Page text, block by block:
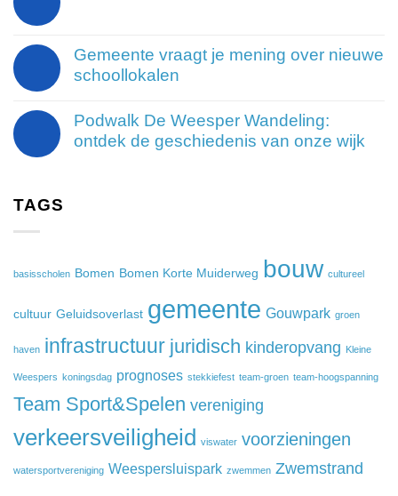
Gemeente vraagt je mening over nieuwe
schoollokalen
Podwalk De Weesper Wandeling:
ontdek de geschiedenis van onze wijk
TAGS
basisscholen Bomen Bomen Korte Muiderweg bouw cultureel
cultuur Geluidsoverlast gemeente Gouwpark groen
haven infrastructuur juridisch kinderopvang Kleine
Weespers koningsdag prognoses stekkiefest team-groen team-hoogspanning
Team Sport&Spelen vereniging
verkeersveiligheid viswater voorzieningen
watersportvereniging Weespersluispark zwemmen Zwemstrand